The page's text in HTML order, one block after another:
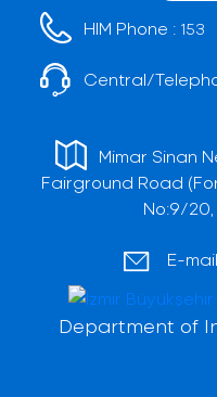
HIM Phone : 153
Central/
Mimar Sinan
Fairground Road
No:9/20,
E-
Department of